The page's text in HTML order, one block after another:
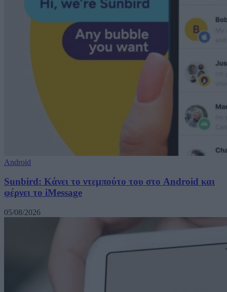
Android
Sunbird: Κάνει το ντεμπούτο του στο Android και
φέρνει το iMessage
05/08/2026